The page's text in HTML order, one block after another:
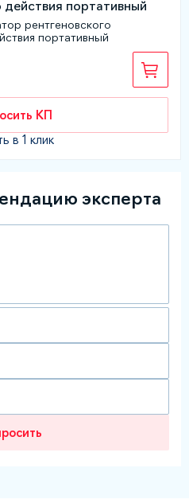
рентгеновского
портативный
КП
в 1 клик
эксперта